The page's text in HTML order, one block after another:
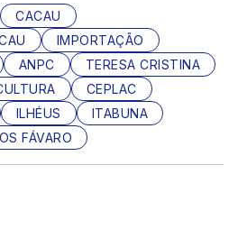
CACAU
IMPORTAÇÃO
ANPC
TERESA CRISTINA
CEPLAC
ILHÉUS
ITABUNA
FÁVARO